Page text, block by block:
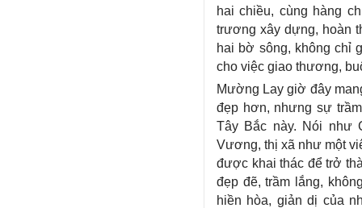
hai chiều, cùng hàng
trương xây dựng, hoàn
hai bờ sông, không chỉ
cho việc giao thương,
Mường Lay giờ đây
đẹp hơn, nhưng sự
Tây Bắc này. Nói như
Vương, thị xã như một
được khai thác để trở
đẹp đẽ, trầm lắng,
hiền hòa, giản dị của